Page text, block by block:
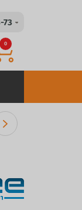
73
0